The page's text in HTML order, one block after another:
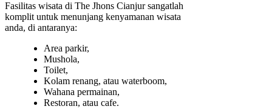
Fasilitas wisata di The Jhons Cianjur sangatlah
komplit untuk menunjang kenyamanan wisata
anda, di antaranya:
Area parkir,
Mushola,
Toilet,
Kolam renang, atau waterboom,
Wahana permainan,
Restoran, atau cafe.